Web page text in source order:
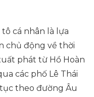
cá nhân là lựa
chủ động về thời
phát từ Hồ Hoàn
các phố Lê Thái
tục theo đường Âu